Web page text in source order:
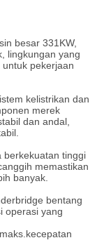
besar 331KW,
lingkungan yang
pekerjaan
kelistrikan dan
merek
dan andal,
berkekuatan tinggi
memastikan
banyak.
bentang
operasi yang